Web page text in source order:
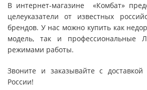
В интернет-магазине «Комбат»
целеуказатели от известных
брендов. У нас можно купить как
модель, так и профессиональные
режимами работы.
Звоните и заказывайте с
России!